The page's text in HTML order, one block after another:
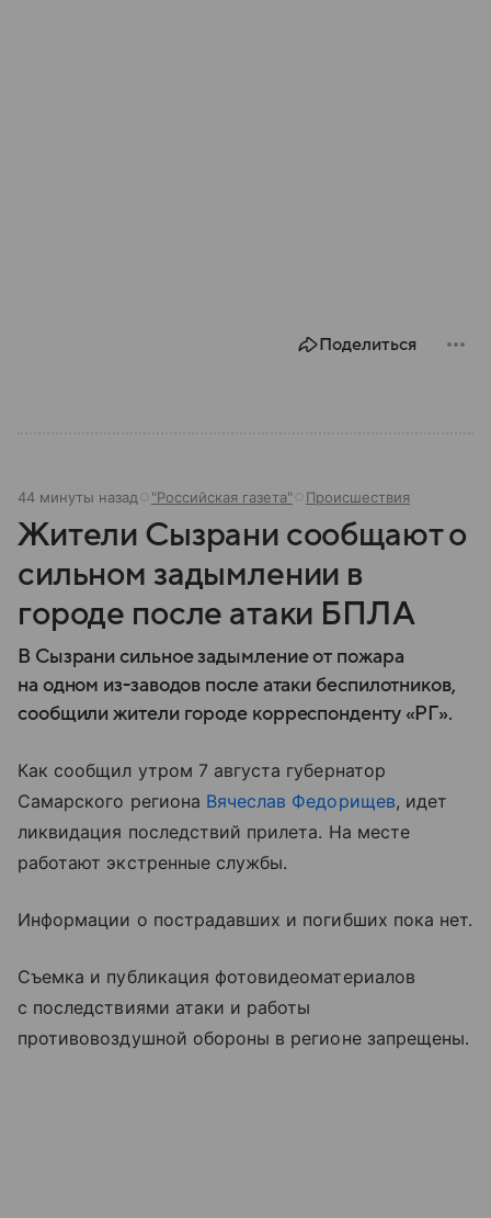
Поделиться
44 минуты назад "Российская газета" Происшествия
Жители Сызрани сообщают о
сильном задымлении в
городе после атаки БПЛА
В Сызрани сильное задымление от пожара
на одном из-заводов после атаки беспилотников,
сообщили жители городе корреспонденту «РГ».
Как сообщил утром 7 августа губернатор
Самарского региона Вячеслав Федорищев, идет
ликвидация последствий прилета. На месте
работают экстренные службы.
Информации о пострадавших и погибших пока нет.
Съемка и публикация фотовидеоматериалов
с последствиями атаки и работы
противовоздушной обороны в регионе запрещены.